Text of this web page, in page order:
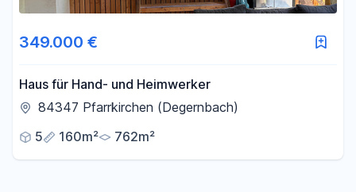
349.000 €
Haus für Hand- und Heimwerker
84347 Pfarrkirchen (Degernbach)
5
160m² 762m²